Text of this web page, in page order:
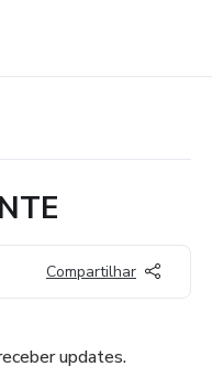
Compartilhar
updates.